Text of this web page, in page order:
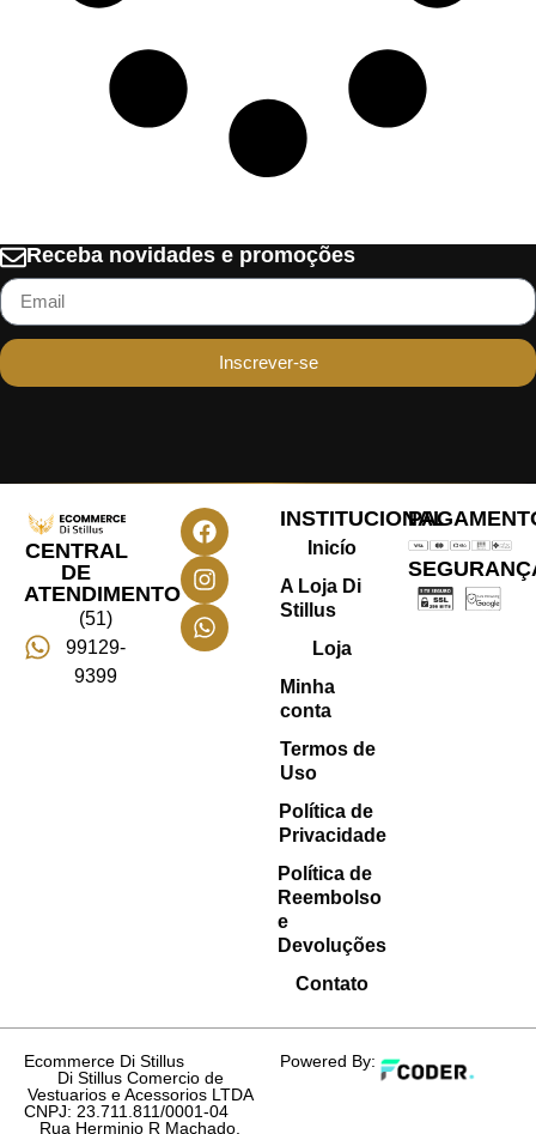
Receba novidades e promoções
Inscrever-se
CENTRAL
DE
ATENDIMENTO
(51)
99129-
9399
INSTITUCIONAL
Inicío
A Loja Di
Stillus
Loja
Minha
conta
Termos de
Uso
Política de
Privacidade
Política de
Reembolso
e
Devoluções
Contato
Ecommerce Di Stillus
Di Stillus Comercio de
Vestuarios e Acessorios LTDA
CNPJ: 23.711.811/0001-04
Rua Herminio R Machado,
Powered By: